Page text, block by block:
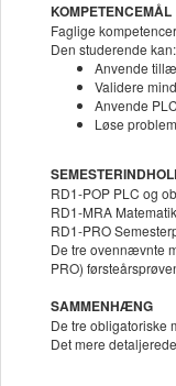
KOMPETENCEMÅL
Faglige kompetencer
Den studerende kan:
Anvende
Validere
Anvende
Løse
RD1-POP PLC og
RD1-MRA
RD1-PRO
De tre ovennævnte
PRO)
SAMMENHÆNG
De tre obligatoriske
Det mere